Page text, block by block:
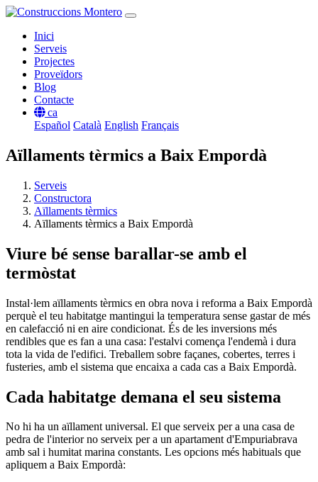
Inici
Serveis
Projectes
Proveïdors
Blog
Contacte
ca
Español Català English Français
Aïllaments tèrmics a Baix Empordà
Serveis
Constructora
Aïllaments tèrmics
Aïllaments tèrmics a Baix Empordà
Viure bé sense barallar-se amb el
termòstat
Instal·lem aïllaments tèrmics en obra nova i reforma a Baix Empordà
perquè el teu habitatge mantingui la temperatura sense gastar de més
en calefacció ni en aire condicionat. És de les inversions més
rendibles que es fan a una casa: l'estalvi comença l'endemà i dura
tota la vida de l'edifici. Treballem sobre façanes, cobertes, terres i
fusteries, amb el sistema que encaixa a cada cas a Baix Empordà.
Cada habitatge demana el seu sistema
No hi ha un aïllament universal. El que serveix per a una casa de
pedra de l'interior no serveix per a un apartament d'Empuriabrava
amb sal i humitat marina constants. Les opcions més habituals que
apliquem a Baix Empordà: